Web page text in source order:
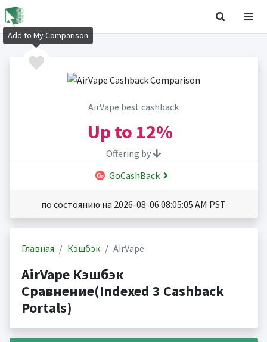
AirVape best cashback
Up to 12%
Offering by
GoCashBack
по состоянию на 2026-08-06 08:05:05 AM PST
Главная Кэшбэк AirVape
AirVape Кэшбэк
Сравнение(Indexed 3 Cashback
Portals)
Add to My Comparison